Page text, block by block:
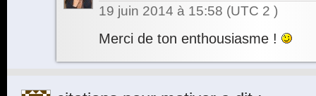
19 juin 2014 à 15:58 (UTC 2 )
Merci de ton enthousiasme !